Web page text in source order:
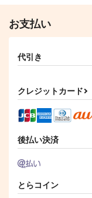
花呪言２
+α
629円（税込）
五条悟×虎杖悠仁
サンプル
作品詳細
お支払い
代引き
クレジットカード
後払い決済
とらコイン